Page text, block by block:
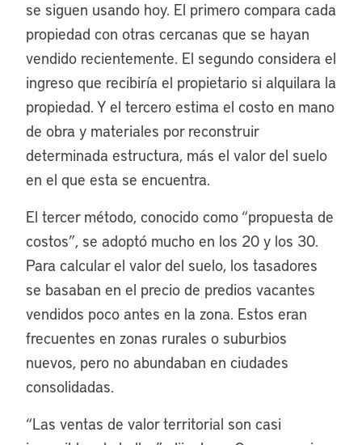
se siguen usando hoy. El primero compara cada
propiedad con otras cercanas que se hayan
vendido recientemente. El segundo considera el
ingreso que recibiría el propietario si alquilara la
propiedad. Y el tercero estima el costo en mano
de obra y materiales por reconstruir
determinada estructura, más el valor del suelo
en el que esta se encuentra.
El tercer método, conocido como “propuesta de
costos”, se adoptó mucho en los 20 y los 30.
Para calcular el valor del suelo, los tasadores
se basaban en el precio de predios vacantes
vendidos poco antes en la zona. Estos eran
frecuentes en zonas rurales o suburbios
nuevos, pero no abundaban en ciudades
consolidadas.
“Las ventas de valor territorial son casi